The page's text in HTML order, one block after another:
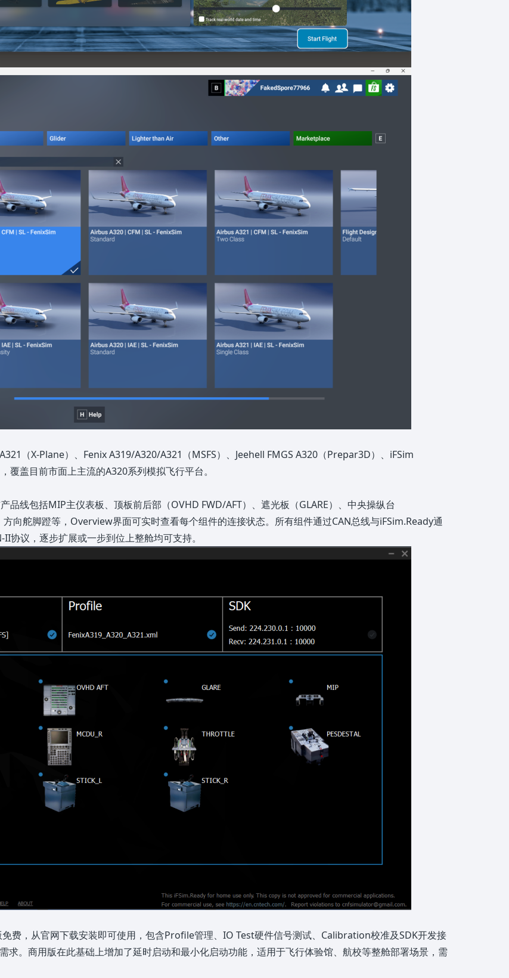
（X-Plane）、Fenix A319/A320/A321（MSFS）、Jeehell FMGS A320（Prepar3D）、iFSim
盖目前市面上主流的A320系列模拟飞行平台。
线包括MIP主仪表板、顶板前后部（OVHD FWD/AFT）、遮光板（GLARE）、中央操纵台
向舵脚蹬等，Overview界面可实时查看每个组件的连接状态。所有组件通过CAN总线与iFSim.Ready通
议，逐步扩展或一步到位上整舱均可支持。
费，从官网下载安装即可使用，包含Profile管理、IO Test硬件信号测试、Calibration校准及SDK开发接
求。商用版在此基础上增加了延时启动和最小化启动功能，适用于飞行体验馆、航校等整舱部署场景，需